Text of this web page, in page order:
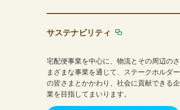
サステナビリティ
宅配便事業を中心に、物流とその周辺のさ
まざまな事業を通じて、ステークホルダー
の皆さまとかかわり、社会に貢献できる企
業を目指してまいります。